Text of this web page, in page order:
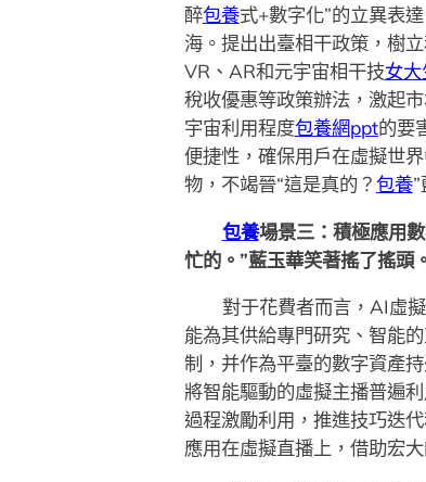
醉包養式+數字化”的立異表
海。提出出臺相干政策，樹
VR、AR和元宇宙相干技女大
稅收優惠等政策辦法，激起
宇宙利用程度包養網ppt的要
便捷性，確保用戶在虛擬世
物，不竭晉“這是真的？包養
包養場景三：積極應用
忙的。”藍玉華笑著搖了搖頭
對于花費者而言，AI虛
能為其供給專門研究、智能
制，并作為平臺的數字資產
將智能驅動的虛擬主播普遍
過程激勵利用，推進技巧迭
應用在虛擬直播上，借助宏